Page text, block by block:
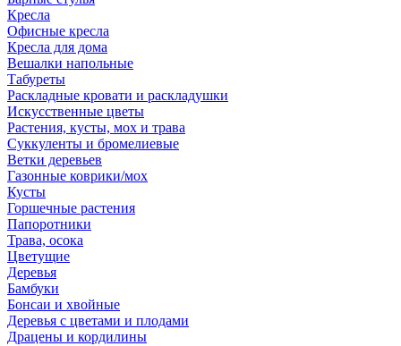
Кресла
Офисные кресла
Кресла для дома
Вешалки напольные
Табуреты
Раскладные кровати и раскладушки
Искусственные цветы
Растения, кусты, мох и трава
Суккуленты и бромелиевые
Ветки деревьев
Газонные коврики/мох
Кусты
Горшечные растения
Папоротники
Трава, осока
Цветущие
Деревья
Бамбуки
Бонсаи и хвойные
Деревья с цветами и плодами
Драцены и кордилины